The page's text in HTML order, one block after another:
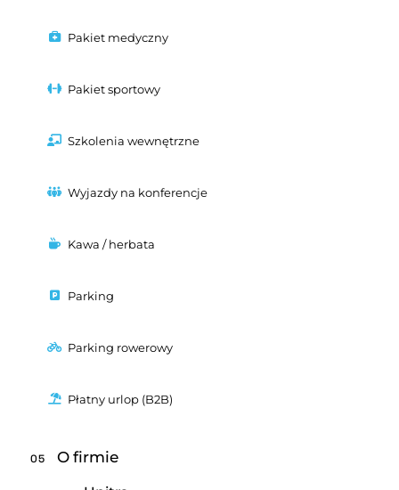
Pakiet medyczny
Pakiet sportowy
Szkolenia wewnętrzne
Wyjazdy na konferencje
Kawa / herbata
Parking
Parking rowerowy
Płatny urlop (B2B)
05 O firmie